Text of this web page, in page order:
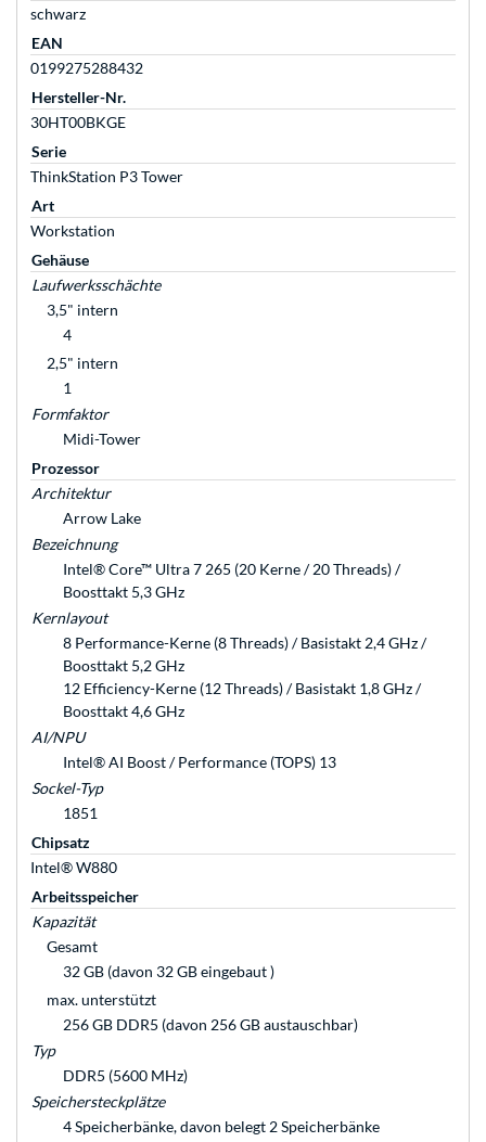
schwarz
EAN
0199275288432
Hersteller-Nr.
30HT00BKGE
Serie
ThinkStation P3 Tower
Art
Workstation
Gehäuse
Laufwerksschächte
3,5" intern
4
2,5" intern
1
Formfaktor
Midi-Tower
Prozessor
Architektur
Arrow Lake
Bezeichnung
Intel® Core™ Ultra 7 265 (20 Kerne / 20 Threads) /
Boosttakt 5,3 GHz
Kernlayout
8 Performance-Kerne (8 Threads) / Basistakt 2,4 GHz /
Boosttakt 5,2 GHz
12 Efficiency-Kerne (12 Threads) / Basistakt 1,8 GHz /
Boosttakt 4,6 GHz
AI/NPU
Intel® AI Boost / Performance (TOPS) 13
Sockel-Typ
1851
Chipsatz
Intel® W880
Arbeitsspeicher
Kapazität
Gesamt
32 GB (davon 32 GB eingebaut )
max. unterstützt
256 GB DDR5 (davon 256 GB austauschbar)
Typ
DDR5 (5600 MHz)
Speichersteckplätze
4 Speicherbänke, davon belegt 2 Speicherbänke